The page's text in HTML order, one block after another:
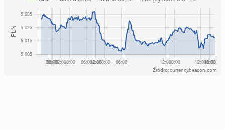
Źródło: currencybeacon.com